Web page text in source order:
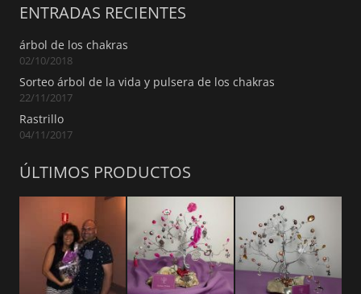
ENTRADAS RECIENTES
árbol de los chakras
02/10/2018
Sorteo árbol de la vida y pulsera de los chakras
22/11/2017
Rastrillo
04/11/2017
ÚLTIMOS PRODUCTOS